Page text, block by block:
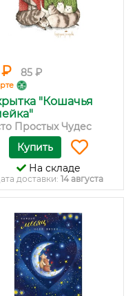
₽ 85 ₽
"Кошачья
Простых Чудес
Купить
На складе
доставки: 14 августа